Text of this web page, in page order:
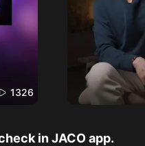
1326
in JACO app.